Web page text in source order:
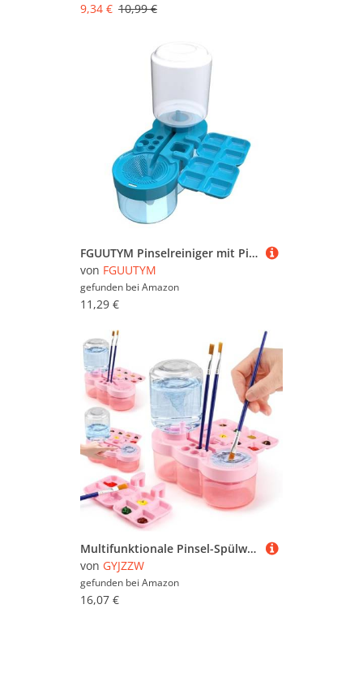
9,34 € 10,99 €
FGUUTYM Pinselreiniger mit Pinselspülerhalter und recyceltem Abwasser, Ölpinselspüler, Pinselschrubber für Aquarell-, Acryl- und Wasserfarben Putz Set Wohnung (Blue, One Size)
von FGUUTYM
gefunden bei Amazon
11,29 €
Multifunktionale Pinsel-Spülwerkzeuge, Pinselreiniger, Wasserkreislauf, Palette, Aufbewahrung und Reinigung, 3-in-1, kreatives Geschenk (Rosa)
von GYJZZW
gefunden bei Amazon
16,07 €